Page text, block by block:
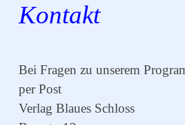
Kontakt
Bei Fragen zu unserem
per Post
Verlag Blaues Schloss